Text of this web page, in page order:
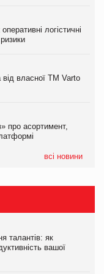
логістичні
від власної ТМ Varto
про асортимент,
всі новини
логістичні
від власної ТМ Varto
про асортимент,
талантів: як
вашої